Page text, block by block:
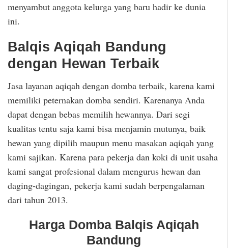
menyambut anggota kelurga yang baru hadir ke dunia
ini.
Balqis Aqiqah Bandung
dengan Hewan Terbaik
Jasa layanan aqiqah dengan domba terbaik, karena kami
memiliki peternakan domba sendiri. Karenanya Anda
dapat dengan bebas memilih hewannya. Dari segi
kualitas tentu saja kami bisa menjamin mutunya, baik
hewan yang dipilih maupun menu masakan aqiqah yang
kami sajikan. Karena para pekerja dan koki di unit usaha
kami sangat profesional dalam mengurus hewan dan
daging-dagingan, pekerja kami sudah berpengalaman
dari tahun 2013.
Harga Domba Balqis Aqiqah
Bandung